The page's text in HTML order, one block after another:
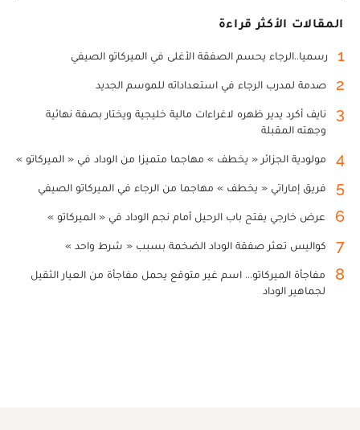
المقالات الأكثر قراءة
1 رسميا..الرجاء يحسم الصفقة الأغلى في الميركاتو الصيفي
2 صدمة لمدرب الرجاء في استعداداته للموسم الجديد
3
نايف أكرد يدير ظهره لاغراءات مالية خليجية ويختار بصفة نهائية
وجهته المقبلة
4 مولودية الجزائر « يخطف » مهاجما متميزا من الوداد في « الميركاتو »
5 فريق إماراتي « يخطف » مهاجما من الرجاء في الميركاتو الصيفي
6 عرض خارجي يفتح باب الرحيل أمام نجم الوداد في « الميركاتو »
7 كواليس تعثر صفقة الوداد الضخمة بسبب « شرط واحد »
8
مفاجأة الميركاتو... اسم غير متوقع يحمل مفاجأة من العيار الثقيل
لجماهير الوداد